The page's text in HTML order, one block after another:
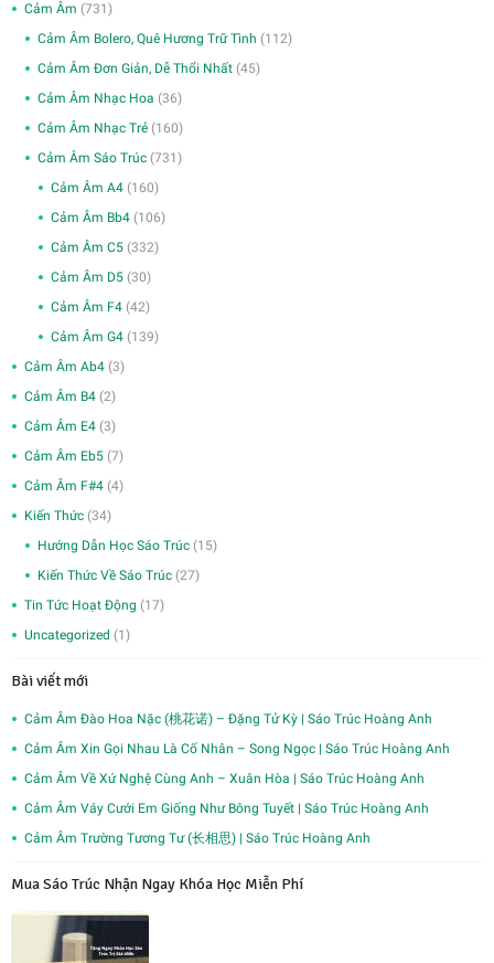
Cảm Âm (731)
Cảm Âm Bolero, Quê Hương Trữ Tình (112)
Cảm Âm Đơn Giản, Dễ Thổi Nhất (45)
Cảm Âm Nhạc Hoa (36)
Cảm Âm Nhạc Trẻ (160)
Cảm Âm Sáo Trúc (731)
Cảm Âm A4 (160)
Cảm Âm Bb4 (106)
Cảm Âm C5 (332)
Cảm Âm D5 (30)
Cảm Âm F4 (42)
Cảm Âm G4 (139)
Cảm Âm Ab4 (3)
Cảm Âm B4 (2)
Cảm Âm E4 (3)
Cảm Âm Eb5 (7)
Cảm Âm F#4 (4)
Kiến Thức (34)
Hướng Dẫn Học Sáo Trúc (15)
Kiến Thức Về Sáo Trúc (27)
Tin Tức Hoạt Động (17)
Uncategorized (1)
Bài viết mới
Cảm Âm Đào Hoa Nặc (桃花诺) – Đặng Tử Kỳ | Sáo Trúc Hoàng Anh
Cảm Âm Xin Gọi Nhau Là Cố Nhân – Song Ngọc | Sáo Trúc Hoàng Anh
Cảm Âm Về Xứ Nghệ Cùng Anh – Xuân Hòa | Sáo Trúc Hoàng Anh
Cảm Âm Váy Cưới Em Giống Như Bông Tuyết | Sáo Trúc Hoàng Anh
Cảm Âm Trường Tương Tư (长相思) | Sáo Trúc Hoàng Anh
Mua Sáo Trúc Nhận Ngay Khóa Học Miễn Phí